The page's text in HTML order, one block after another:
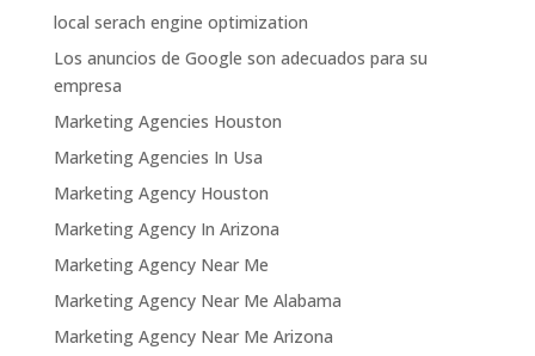
local serach engine optimization
Los anuncios de Google son adecuados para su
empresa
Marketing Agencies Houston
Marketing Agencies In Usa
Marketing Agency Houston
Marketing Agency In Arizona
Marketing Agency Near Me
Marketing Agency Near Me Alabama
Marketing Agency Near Me Arizona